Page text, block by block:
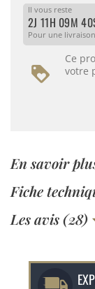
Il vous reste
2J 11H 09M
Pour une
Ce
votre
En savoir
Fiche
Les avis (28)